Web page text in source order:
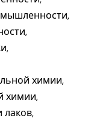
химии,
химии,
лаков,